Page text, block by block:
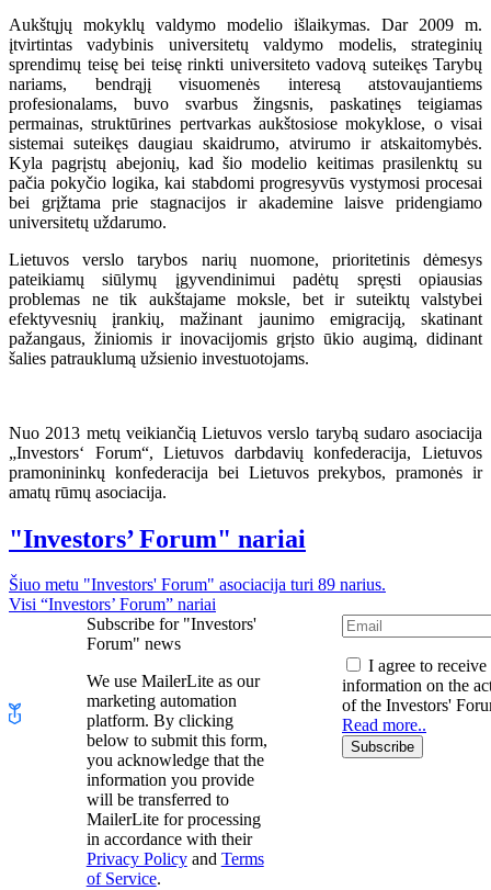
Aukštųjų mokyklų valdymo modelio išlaikymas. Dar 2009 m.
įtvirtintas vadybinis universitetų valdymo modelis, strateginių
sprendimų teisę bei teisę rinkti universiteto vadovą suteikęs Tarybų
nariams, bendrąjį visuomenės interesą atstovaujantiems
profesionalams, buvo svarbus žingsnis, paskatinęs teigiamas
permainas, struktūrines pertvarkas aukštosiose mokyklose, o visai
sistemai suteikęs daugiau skaidrumo, atvirumo ir atskaitomybės.
Kyla pagrįstų abejonių, kad šio modelio keitimas prasilenktų su
pačia pokyčio logika, kai stabdomi progresyvūs vystymosi procesai
bei grįžtama prie stagnacijos ir akademine laisve pridengiamo
universitetų uždarumo.
Lietuvos verslo tarybos narių nuomone, prioritetinis dėmesys
pateikiamų siūlymų įgyvendinimui padėtų spręsti opiausias
problemas ne tik aukštajame moksle, bet ir suteiktų valstybei
efektyvesnių įrankių, mažinant jaunimo emigraciją, skatinant
pažangaus, žiniomis ir inovacijomis grįsto ūkio augimą, didinant
šalies patrauklumą užsienio investuotojams.
Nuo 2013 metų veikiančią Lietuvos verslo tarybą sudaro asociacija
„Investors‘ Forum“, Lietuvos darbdavių konfederacija, Lietuvos
pramonininkų konfederacija bei Lietuvos prekybos, pramonės ir
amatų rūmų asociacija.
"Investors’ Forum" nariai
Šiuo metu "Investors' Forum" asociacija turi 89 narius.
Visi “Investors’ Forum” nariai
Subscribe for "Investors'
Forum" news
We use MailerLite as our
marketing automation
platform. By clicking
below to submit this form,
you acknowledge that the
information you provide
will be transferred to
MailerLite for processing
in accordance with their
Privacy Policyand Terms
of Service.
I agree to receive
information on the
of the Investors'
Read more..
Subscribe